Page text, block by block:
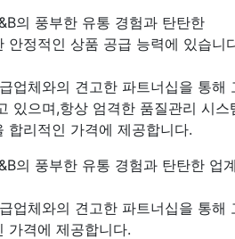
의 풍부한 유통 경험과 탄탄한
안정적인 상품 공급 능력에 있습니
업체와의 견고한 파트너십을 통해
있으며,항상 엄격한 품질관리 시
합리적인 가격에 제공합니다.
의 풍부한 유통 경험과 탄탄한 업
업체와의 견고한 파트너십을 통
가격에 제공합니다.